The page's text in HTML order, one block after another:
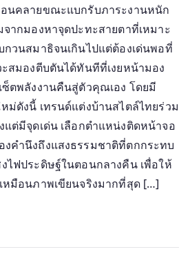
นคลายขณะแบกรับภาระงานหนัก
ากมองหาจุดปะทะสายตาที่เหมาะ
วนสมาธิจนเกินไปแต่ต้องเด่นพอที่
ะสมองตีบตันได้ทันทีที่เงยหน้ามอง
ซ็ตพลังงานคืนสู่ตัวคุณเอง โดยมี
ม่ดังนี้ เทรนด์แต่งบ้านสไตล์ไทยร่วม
แต่มีจุดเด่น เลือกตำแหน่งติดหน้าจอ
งคำนึงถึงแสงธรรมชาติที่ตกกระทบ
ไฟประดิษฐ์ในตอนกลางคืน เพื่อให้
หมือนภาพเขียนจริงมากที่สุด […]